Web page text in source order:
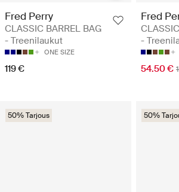
Fred Perry
CLASSIC BARREL BAG
- Treenilaukut
ONE SIZE
119 €
Fred
-
54.50 €
50% Tarjous 50%